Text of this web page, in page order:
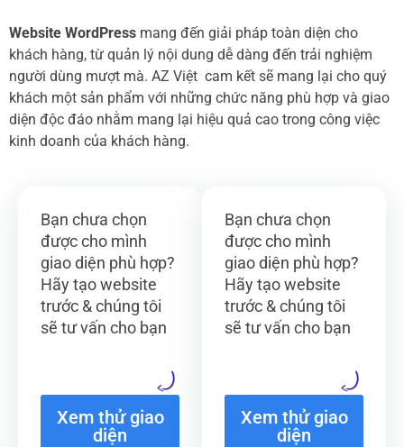
Website WordPress mang đến giải pháp toàn diện cho
khách hàng, từ quản lý nội dung dễ dàng đến trải nghiệm
người dùng mượt mà. AZ Việt cam kết sẽ mang lại cho quý
khách một sản phẩm với những chức năng phù hợp và giao
diện độc đáo nhằm mang lại hiệu quả cao trong công việc
kinh doanh của khách hàng.
Bạn chưa chọn
được cho mình
giao diện phù hợp?
Hãy tạo website
trước & chúng tôi
sẽ tư vấn cho bạn
Xem thử giao
diện
Bạn chưa chọn
được cho mình
giao diện phù hợp?
Hãy tạo website
trước & chúng tôi
sẽ tư vấn cho bạn
Xem thử giao
diện